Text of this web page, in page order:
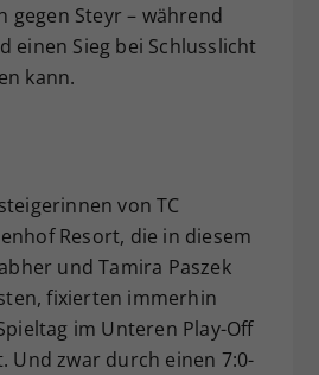
gegen Steyr – während
einen Sieg bei Schlusslicht
kann.
von TC
Resort, die in diesem
und Tamira Paszek
fixierten immerhin
im Unteren Play-Off
Und zwar durch einen 7:0-